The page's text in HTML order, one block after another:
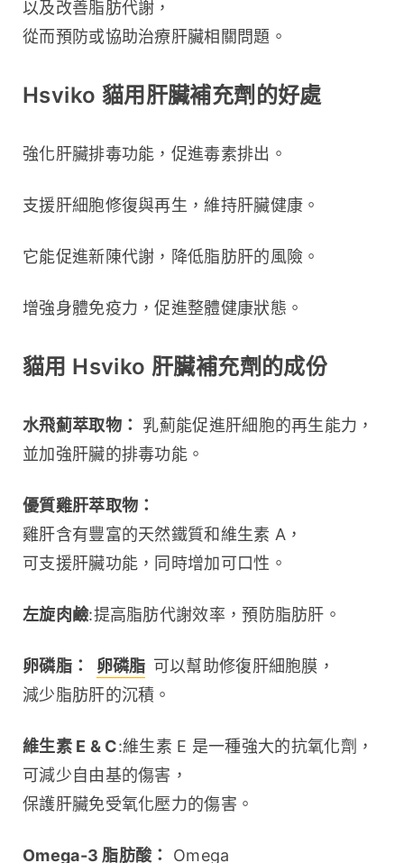
以及改善脂肪代謝，
從而預防或協助治療肝臟相關問題。
Hsviko 貓用肝臟補充劑的好處
強化肝臟排毒功能，促進毒素排出。
支援肝細胞修復與再生，維持肝臟健康。
它能促進新陳代謝，降低脂肪肝的風險。
增強身體免疫力，促進整體健康狀態。
貓用 Hsviko 肝臟補充劑的成份
水飛薊萃取物：
乳薊能促進肝細胞的再生能力，
並加強肝臟的排毒功能。
優質雞肝萃取物：
雞肝含有豐富的天然鐵質和維生素 A，
可支援肝臟功能，同時增加可口性。
左旋肉鹼:提高脂肪代謝效率，預防脂肪肝。
卵磷脂： 卵磷脂 可以幫助修復肝細胞膜，
減少脂肪肝的沉積。
維生素 E & C:維生素 E 是一種強大的抗氧化劑，
可減少自由基的傷害，
保護肝臟免受氧化壓力的傷害。
Omega-3 脂肪酸：
Omega